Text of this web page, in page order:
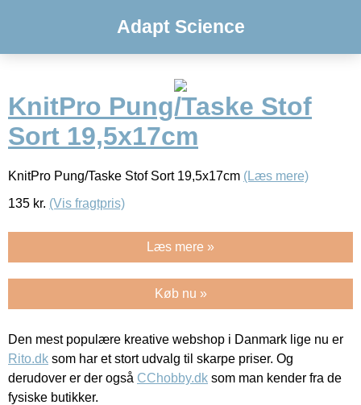
Adapt Science
KnitPro Pung/Taske Stof
Sort 19,5x17cm
KnitPro Pung/Taske Stof Sort 19,5x17cm (Læs mere)
135 kr. (Vis fragtpris)
Læs mere »
Køb nu »
Den mest populære kreative webshop i Danmark lige nu er
Rito.dk som har et stort udvalg til skarpe priser. Og
derudover er der også CChobby.dk som man kender fra de
fysiske butikker.